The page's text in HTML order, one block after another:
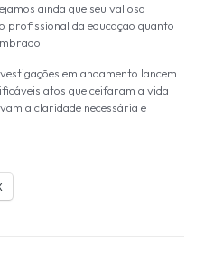
ainda que seu valioso
profissional da educação quanto
em andamento lancem
atos que ceifaram a vida
a claridade necessária e